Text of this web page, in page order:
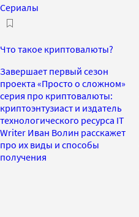
Сериалы
Что такое криптовалюты?
Завершает первый сезон
проекта «Просто о сложном»
серия про криптовалюты:
криптоэнтузиаст и издатель
технологического ресурса IT
Writer Иван Волин расскажет
про их виды и способы
получения